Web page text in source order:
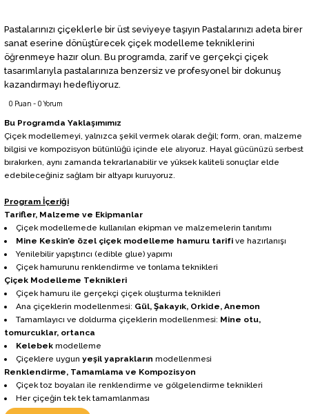
Pastalarınızı çiçeklerle bir üst seviyeye taşıyın Pastalarınızı adeta birer
sanat eserine dönüştürecek çiçek modelleme tekniklerini
öğrenmeye hazır olun. Bu programda, zarif ve gerçekçi çiçek
tasarımlarıyla pastalarınıza benzersiz ve profesyonel bir dokunuş
kazandırmayı hedefliyoruz.
0 Puan - 0 Yorum
Bu Programda Yaklaşımımız
Çiçek modellemeyi, yalnızca şekil vermek olarak değil; form, oran, malzeme
bilgisi ve kompozisyon bütünlüğü içinde ele alıyoruz. Hayal gücünüzü serbest
bırakırken, aynı zamanda tekrarlanabilir ve yüksek kaliteli sonuçlar elde
edebileceğiniz sağlam bir altyapı kuruyoruz.
Program İçeriği
Tarifler, Malzeme ve Ekipmanlar
Çiçek modellemede kullanılan ekipman ve malzemelerin tanıtımı
Mine Keskin’e özel çiçek modelleme hamuru tarifive hazırlanışı
Yenilebilir yapıştırıcı (edible glue) yapımı
Çiçek hamurunu renklendirme ve tonlama teknikleri
Çiçek Modelleme Teknikleri
Çiçek hamuru ile gerçekçi çiçek oluşturma teknikleri
Ana çiçeklerin modellenmesi: Gül, Şakayık, Orkide, Anemon
Tamamlayıcı ve doldurma çiçeklerin modellenmesi: Mine otu,
tomurcuklar, ortanca
Kelebekmodelleme
Çiçeklere uygun yeşil yaprakların modellenmesi
Renklendirme, Tamamlama ve Kompozisyon
Çiçek toz boyaları ile renklendirme ve gölgelendirme teknikleri
Her çiçeğin tek tek tamamlanması
Çiçeklerin birleştirilmesi ve final kompozisyonun oluşturulması